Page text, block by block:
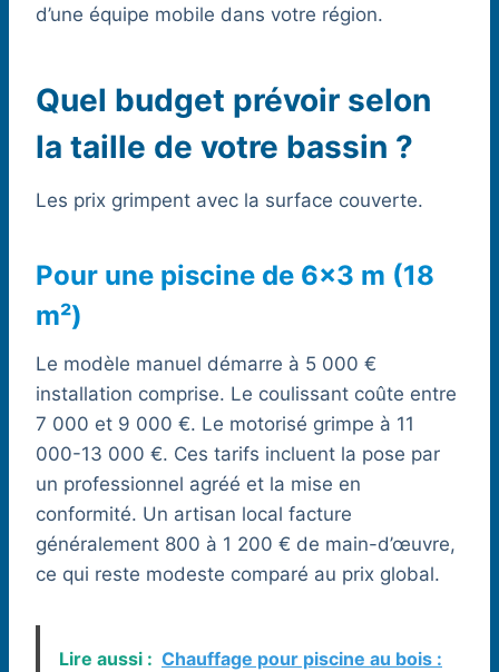
d’une équipe mobile dans votre région.
Quel budget prévoir selon
la taille de votre bassin ?
Les prix grimpent avec la surface couverte.
Pour une piscine de 6×3 m (18
m²)
Le modèle manuel démarre à 5 000 €
installation comprise. Le coulissant coûte entre
7 000 et 9 000 €. Le motorisé grimpe à 11
000-13 000 €. Ces tarifs incluent la pose par
un professionnel agréé et la mise en
conformité. Un artisan local facture
généralement 800 à 1 200 € de main-d’œuvre,
ce qui reste modeste comparé au prix global.
Lire aussi : Chauffage pour piscine au bois :